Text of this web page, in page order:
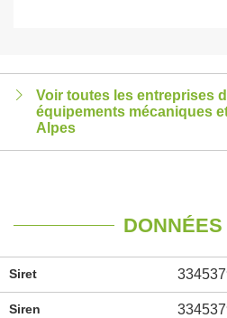
Voir toutes les entreprises
équipements mécaniques
Alpes
Siret
Siren